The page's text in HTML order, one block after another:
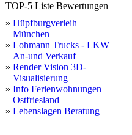
TOP-5 Liste Bewertungen
» Hüpfburgverleih
München
» Lohmann Trucks - LKW
An-und Verkauf
» Render Vision 3D-
Visualisierung
» Info Ferienwohnungen
Ostfriesland
» Lebenslagen Beratung